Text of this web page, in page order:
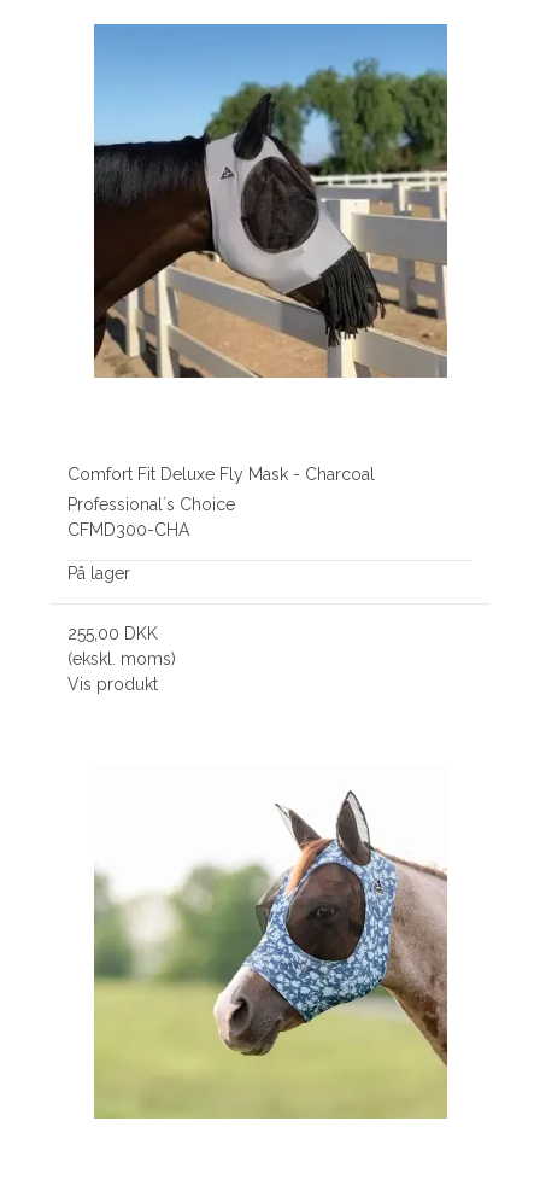
Comfort Fit Deluxe Fly Mask - Charcoal
Professional´s Choice
CFMD300-CHA
På lager
255,00 DKK
(ekskl. moms)
Vis produkt